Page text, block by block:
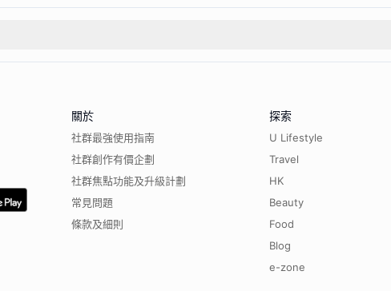
關於
社群最強使用指南
社群創作有價企劃
社群焦點功能及升級計劃
常見問題
條款及細則
探索
U Lifestyle
Travel
HK
Beauty
Food
Blog
e-zone